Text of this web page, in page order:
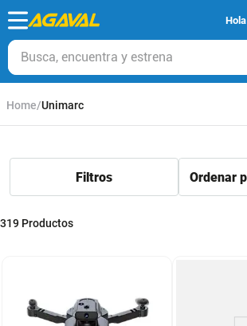
Hola
Busca, encuentra y estrena
Unimarc
319 Productos